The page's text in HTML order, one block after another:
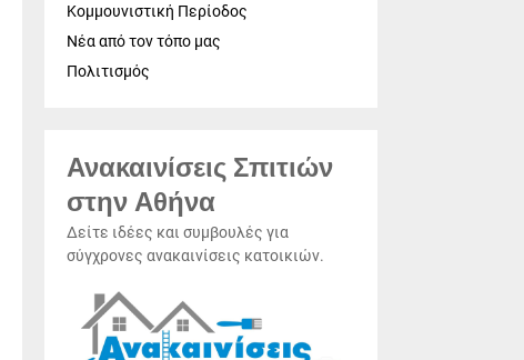
Κομμουνιστική Περίοδος
Νέα από τον τόπο μας
Πολιτισμός
Ανακαινίσεις Σπιτιών
στην Αθήνα
Δείτε ιδέες και συμβουλές για
σύγχρονες ανακαινίσεις κατοικιών.